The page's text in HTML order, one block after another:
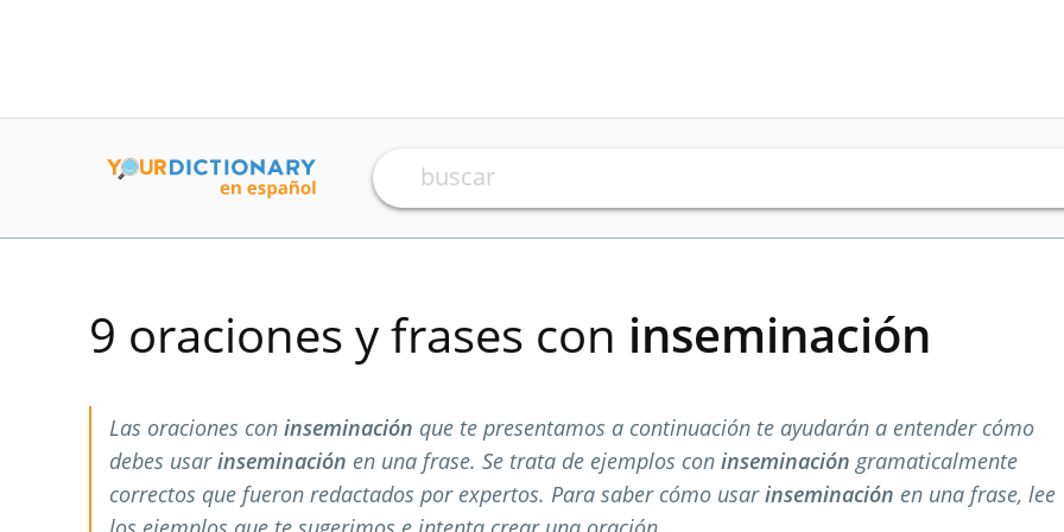
9 oraciones y frases con inseminación
Las oraciones con inseminación que te presentamos a continuación te ayudarán a entender cómo
debes usarinseminación en una frase. Se trata de ejemplos con inseminación gramaticalmente
correctos que fueron redactados por expertos. Para saber cómo usarinseminación en una frase, lee